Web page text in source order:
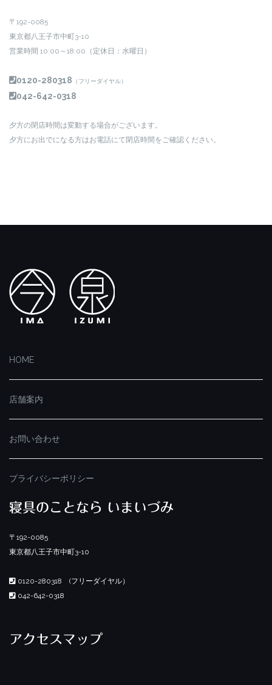
〒192-0085
東京都八王子市中町3-10
営業時間 10:00～18:00（定休日：水曜日）
0120-280318 （フリーダイヤル）
042-642-0318
夕方の閉店時間は変動する場合がございます。
夕方にお出でになる方はお電話にて閉店時間をご確認ください。
HOME
店舗案内
お問い合わせ
プライバシーポリシー
寝具のことなら いまいづみ
〒192-0085
東京都八王子市中町3-10
0120-280318 (フリーダイヤル）
042-642-0318
アクセスマップ